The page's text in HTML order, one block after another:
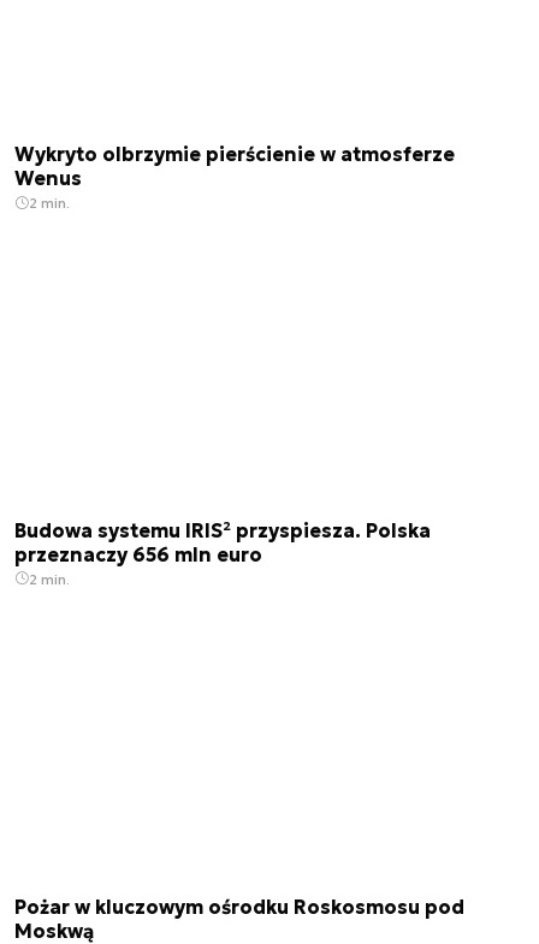
Wykryto olbrzymie pierścienie w atmosferze
Wenus
2 min.
Budowa systemu IRIS² przyspiesza. Polska
przeznaczy 656 mln euro
2 min.
Pożar w kluczowym ośrodku Roskosmosu pod
Moskwą